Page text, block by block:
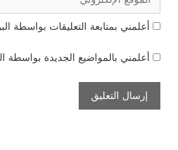
الإلكتروني
أعلمني بمتابعة التعليقات بواسطة
أعلمني بالمواضيع الجديدة بواسطة